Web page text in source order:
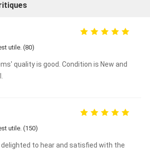
utile. (80)
quality is good. Condition is New and
utile. (150)
delighted to hear and satisfied with the